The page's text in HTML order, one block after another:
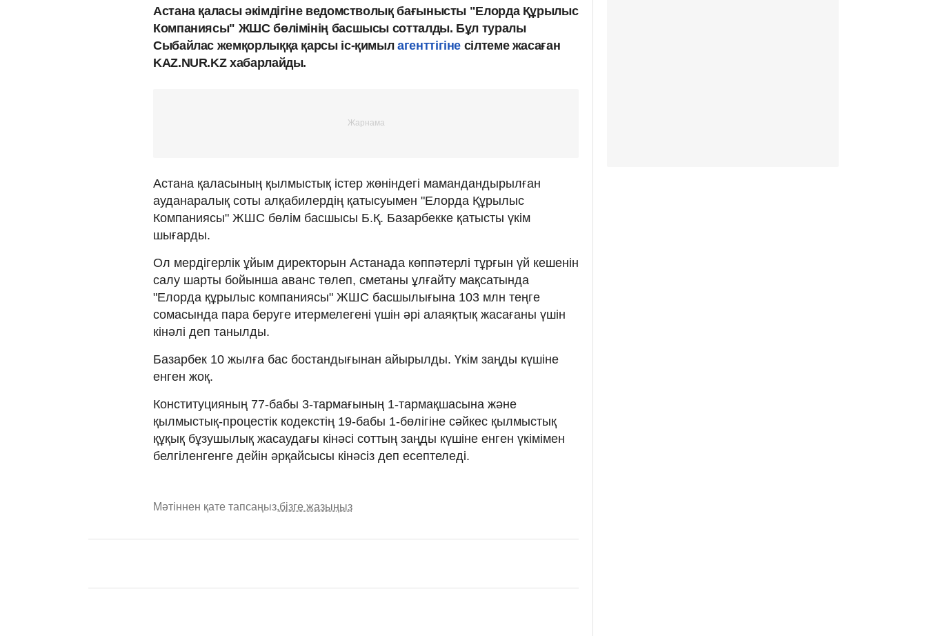
Астана қаласы әкімдігіне ведомстволық бағынысты "Елорда Құрылыс
Компаниясы" ЖШС бөлімінің басшысы сотталды. Бұл туралы
Сыбайлас жемқорлыққа қарсы іс-қимылагенттігіне сілтеме жасаған
KAZ.NUR.KZ хабарлайды.
Астана қаласының қылмыстық істер жөніндегі мамандандырылған
ауданаралық соты алқабилердің қатысуымен "Елорда Құрылыс
Компаниясы" ЖШС бөлім басшысы Б.Қ. Базарбекке қатысты үкім
шығарды.
Ол мердігерлік ұйым директорын Астанада көппәтерлі тұрғын үй кешенін
салу шарты бойынша аванс төлеп, сметаны ұлғайту мақсатында
"Елорда құрылыс компаниясы" ЖШС басшылығына 103 млн теңге
сомасында пара беруге итермелегені үшін әрі алаяқтық жасағаны үшін
кінәлі деп танылды.
Базарбек 10 жылға бас бостандығынан айырылды. Үкім заңды күшіне
енген жоқ.
Конституцияның 77-бабы 3-тармағының 1-тармақшасына және
қылмыстық-процестік кодекстің 19-бабы 1-бөлігіне сәйкес қылмыстық
құқық бұзушылық жасаудағы кінәсі соттың заңды күшіне енген үкімімен
белгіленгенге дейін әрқайсысы кінәсіз деп есептеледі.
Мәтіннен қате тапсаңыз,бізге жазыңыз